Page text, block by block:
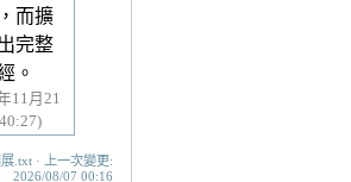
而擴
完整
。
11月21
.txt · 上一次變更:
2026/08/07 00:16